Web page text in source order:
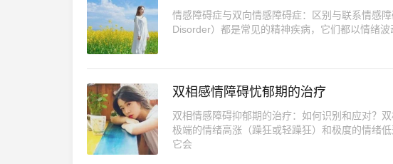
情感障碍症与双向情感障碍症：区别与联系情感
Disorder）都是常见的精神疾病，它们都以情绪
双相感情障碍忧郁期的治疗
双相情感障碍抑郁期的治疗：如何识别和应对？
极端的情绪高涨（躁狂或轻躁狂）和极度的情绪
它会